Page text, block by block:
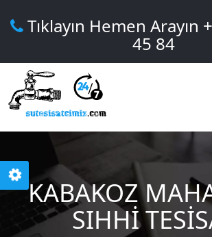
Tıklayın Hemen Arayın
45 84
KABAKOZ
SIHHI